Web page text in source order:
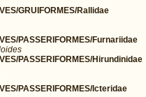
GRUIFORMES/Rallidae
PASSERIFORMES/Furnariidae
PASSERIFORMES/Hirundinidae
PASSERIFORMES/Icteridae